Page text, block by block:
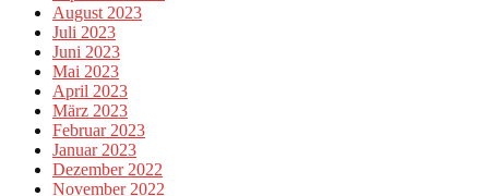
August 2023
Juli 2023
Juni 2023
Mai 2023
April 2023
März 2023
Februar 2023
Januar 2023
Dezember 2022
November 2022